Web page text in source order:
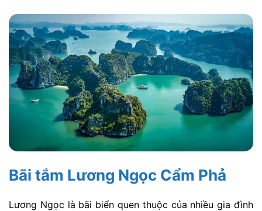
Bãi tắm Lương Ngọc Cẩm Phả
Lương Ngọc là bãi biển quen thuộc của nhiều gia đình